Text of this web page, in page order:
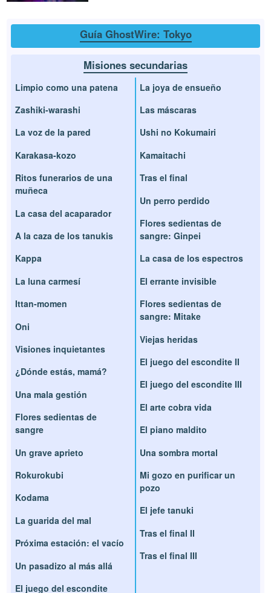
Guía GhostWire: Tokyo
Misiones secundarias
Limpio como una patena
Zashiki-warashi
La voz de la pared
Karakasa-kozo
Ritos funerarios de una
muñeca
La casa del acaparador
A la caza de los tanukis
Kappa
La luna carmesí
Ittan-momen
Oni
Visiones inquietantes
¿Dónde estás, mamá?
Una mala gestión
Flores sedientas de
sangre
Un grave aprieto
Rokurokubi
Kodama
La guarida del mal
Próxima estación: el vacío
Un pasadizo al más allá
El juego del escondite
La joya de ensueño
Las máscaras
Ushi no Kokumairi
Kamaitachi
Tras el final
Un perro perdido
Flores sedientas de
sangre: Ginpei
La casa de los espectros
El errante invisible
Flores sedientas de
sangre: Mitake
Viejas heridas
El juego del escondite II
El juego del escondite III
El arte cobra vida
El piano maldito
Una sombra mortal
Mi gozo en purificar un
pozo
El jefe tanuki
Tras el final II
Tras el final III